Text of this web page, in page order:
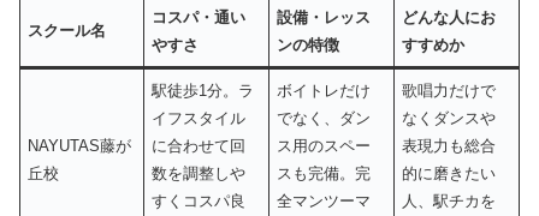
スクール名
コスパ・通い
やすさ
設備・レッス
ンの特徴
どんな人にお
すすめか
NAYUTAS藤が
丘校
駅徒歩1分。ラ
イフスタイル
に合わせて回
数を調整しや
すくコスパ良
ボイトレだけ
でなく、ダン
ス用のスペー
スも完備。完
全マンツーマ
歌唱力だけで
なくダンスや
表現力も総合
的に磨きたい
人、駅チカを